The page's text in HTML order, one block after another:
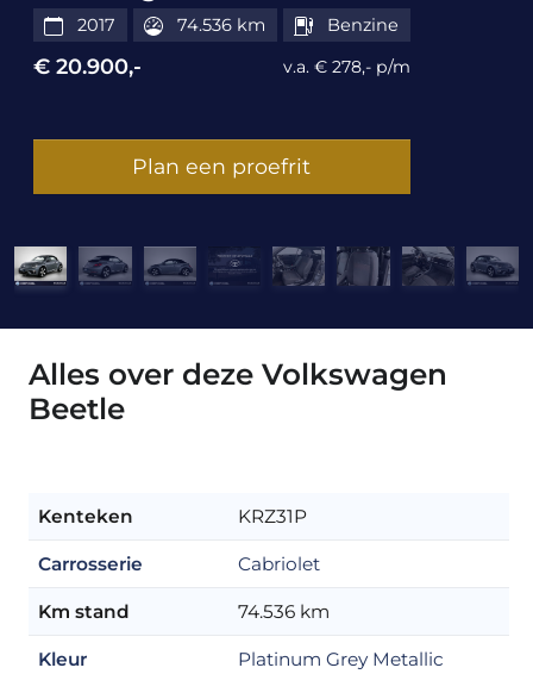
2017 74.536 km Benzine
€ 20.900,- v.a. € 278,- p/m
Plan een proefrit
Alles over deze Volkswagen
Beetle
Kenteken KRZ31P
Carrosserie Cabriolet
Km stand 74.536 km
Kleur
Platinum Grey Metallic